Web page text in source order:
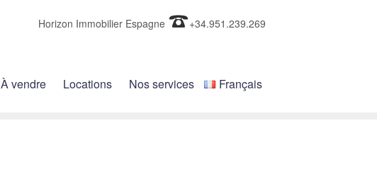
À vendre Locations Nos services Français
Horizon Immobilier Espagne +34.951.239.269